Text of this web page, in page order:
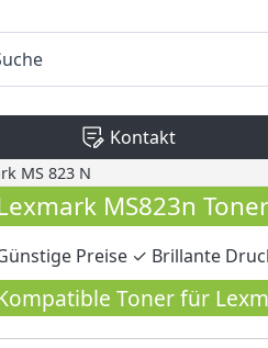
Kontakt
MS 823 N
MS823n
Preise ✓ Brillante
Toner für